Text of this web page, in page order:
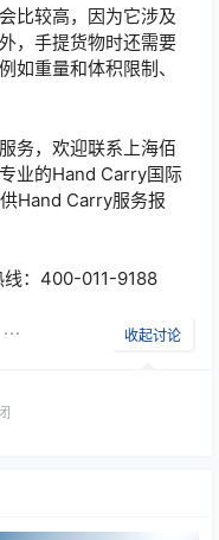
比较高，因为它涉及
，手提货物时还需要
如重量和体积限制、
务，欢迎联系上海佰
业的Hand Carry国际
Hand Carry服务报
线：400-011-9188
收起讨论